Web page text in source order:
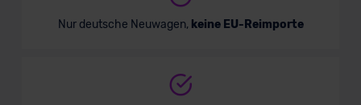
Nur deutsche Neuwagen, keine EU-Reimporte